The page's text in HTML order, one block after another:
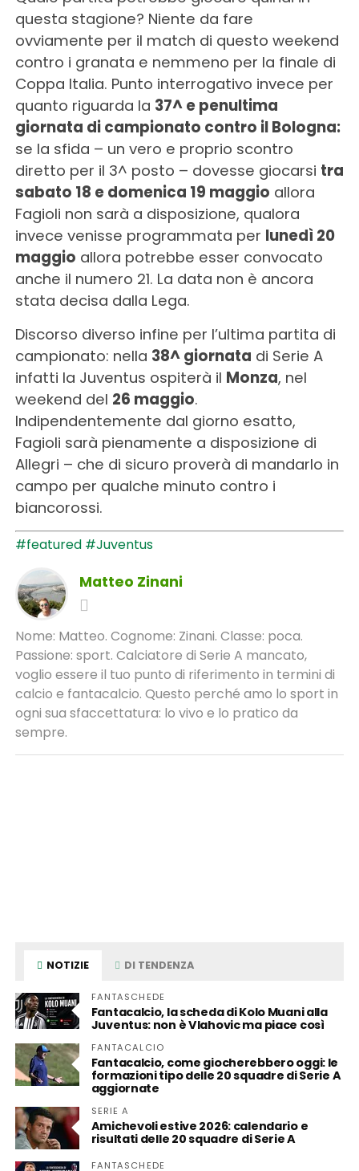
questa stagione? Niente da fare
ovviamente per il match di questo weekend
contro i granata e nemmeno per la finale di
Coppa Italia. Punto interrogativo invece per
quanto riguarda la 37^ e penultima
giornata di campionato contro il Bologna:
se la sfida – un vero e proprio scontro
diretto per il 3^ posto – dovesse giocarsi tra
sabato 18 e domenica 19 maggio allora
Fagioli non sarà a disposizione, qualora
invece venisse programmata per lunedì 20
maggio allora potrebbe esser convocato
anche il numero 21. La data non è ancora
stata decisa dalla Lega.
Discorso diverso infine per l’ultima partita di
campionato: nella 38^ giornata di Serie A
infatti la Juventus ospiterà il Monza, nel
weekend del 26 maggio.
Indipendentemente dal giorno esatto,
Fagioli sarà pienamente a disposizione di
Allegri – che di sicuro proverà di mandarlo in
campo per qualche minuto contro i
biancorossi.
#featured #Juventus
Matteo Zinani
Nome: Matteo. Cognome: Zinani. Classe: poca.
Passione: sport. Calciatore di Serie A mancato,
voglio essere il tuo punto di riferimento in termini di
calcio e fantacalcio. Questo perché amo lo sport in
ogni sua sfaccettatura: lo vivo e lo pratico da
sempre.
NOTIZIE DI TENDENZA
FANTASCHEDE
Fantacalcio, la scheda di Kolo Muani alla
Juventus: non è Vlahovic ma piace così
FANTACALCIO
Fantacalcio, come giocherebbero oggi: le
formazioni tipo delle 20 squadre di Serie A
aggiornate
SERIE A
Amichevoli estive 2026: calendario e
risultati delle 20 squadre di Serie A
FANTASCHEDE